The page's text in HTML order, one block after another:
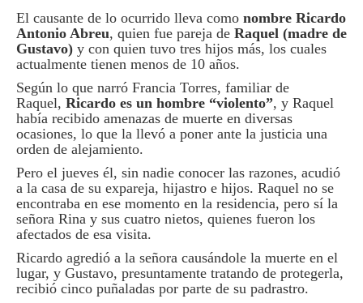
El causante de lo ocurrido lleva como nombre Ricardo
Antonio Abreu, quien fue pareja de Raquel (madre de
Gustavo) y con quien tuvo tres hijos más, los cuales
actualmente tienen menos de 10 años.
Según lo que narró Francia Torres, familiar de
Raquel, Ricardo es un hombre “violento”, y Raquel
había recibido amenazas de muerte en diversas
ocasiones, lo que la llevó a poner ante la justicia una
orden de alejamiento.
Pero el jueves él, sin nadie conocer las razones, acudió
a la casa de su expareja, hijastro e hijos. Raquel no se
encontraba en ese momento en la residencia, pero sí la
señora Rina y sus cuatro nietos, quienes fueron los
afectados de esa visita.
Ricardo agredió a la señora causándole la muerte en el
lugar, y Gustavo, presuntamente tratando de protegerla,
recibió cinco puñaladas por parte de su padrastro.